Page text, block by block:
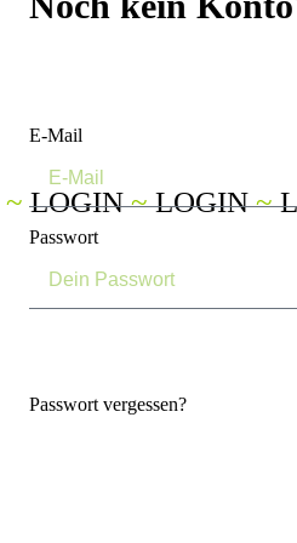
~ LOGIN~LOGIN~
E-Mail
Passwort
Passwort vergessen?